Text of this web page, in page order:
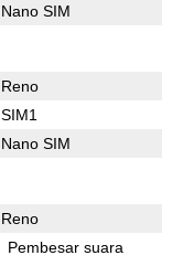
Nano SIM
Reno
SIM1
Nano SIM
Reno
Pembesar suara